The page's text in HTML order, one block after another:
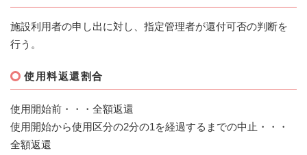
施設利用者の申し出に対し、指定管理者が還付可否の判断を
行う。
使用料返還割合
使用開始前・・・全額返還
使用開始から使用区分の2分の1を経過するまでの中止・・・
全額返還